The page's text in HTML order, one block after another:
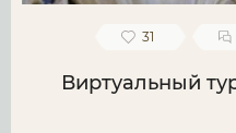
31
Виртуальный